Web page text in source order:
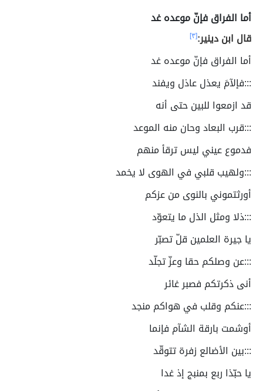
أما الفراق فإنّ موعده غد
قال ابن دينير:[٣]
أما الفراق فإنّ موعده غد
:::فإلآمَ يعذل عاذل ويفند
قد ازمعوا للبين حتى أنه
:::قرب البعاد وحان منه الموعد
فدموع عيني ليس ترقأ منهم
:::ولهيب قلبي في الهوى لا يخمد
أورثتموني بالنوى من عزكم
:::ذلا ومثل الذل ما يتعوّد
يا جيرة العلمين قلّ تصبّر
:::عن وصلكم حقا وعزّ تجلّد
أنى ذكرتكم فصبر غائر
:::عنكم وقلب في هواكم منجد
أوشمت بارقة الشآم فإنما
:::بين الأضالع زفرة تتوقّد
يا حبّذا ربع بمنبج إذ غدا